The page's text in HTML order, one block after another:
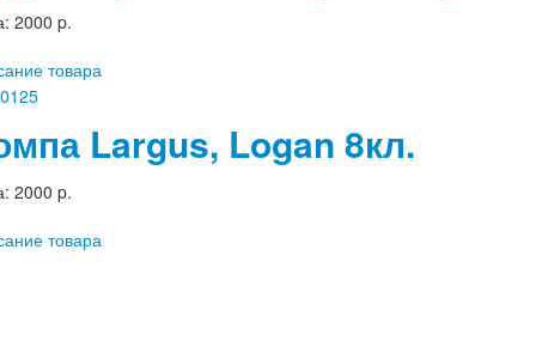
2000 p.
товара
Largus, Logan 8кл.
2000 p.
товара